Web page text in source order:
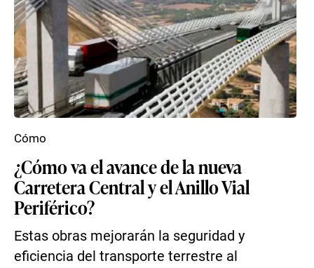
¿Cómo va el avance de la nueva
Carretera Central y el Anillo Vial
Periférico?
Estas obras mejorarán la seguridad y
eficiencia del transporte terrestre al
Cómo